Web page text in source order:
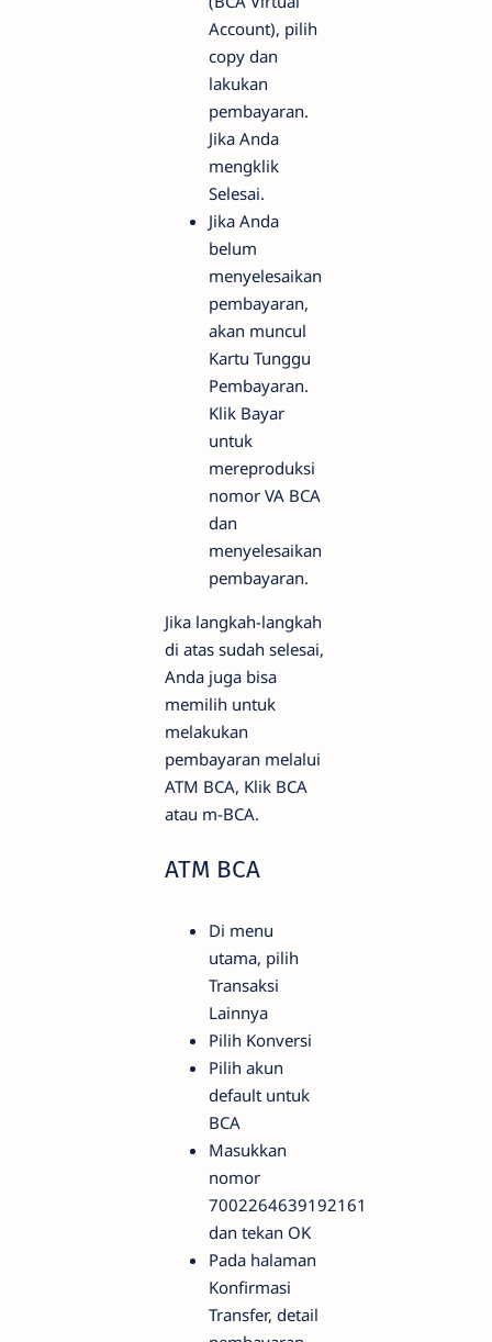
Account), pilih
copy dan
lakukan
pembayaran.
Jika Anda
mengklik
Selesai.
Jika Anda
belum
menyelesaikan
pembayaran,
akan muncul
Kartu Tunggu
Pembayaran.
Klik Bayar
untuk
mereproduksi
nomor VA BCA
dan
menyelesaikan
pembayaran.
Jika langkah-langkah
di atas sudah selesai,
Anda juga bisa
memilih untuk
melakukan
pembayaran melalui
ATM BCA, Klik BCA
atau m-BCA.
ATM BCA
Di menu
utama, pilih
Transaksi
Lainnya
Pilih Konversi
Pilih akun
default untuk
BCA
Masukkan
nomor
7002264639192161
dan tekan OK
Pada halaman
Konfirmasi
Transfer, detail